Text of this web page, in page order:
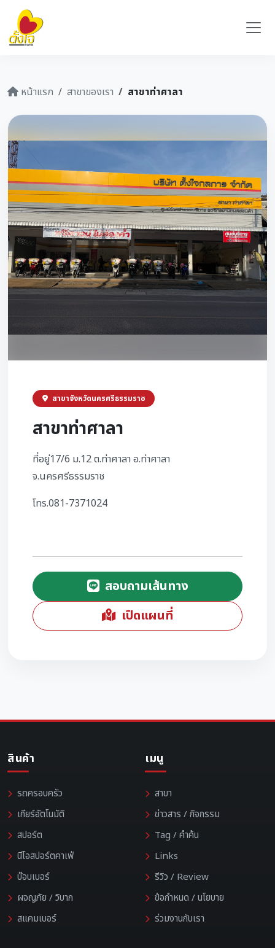
หน้าแรก สาขาของเรา สาขาท่าศาลา
สาขาจังหวัดนครศรีธรรมราช
สาขาท่าศาลา
ที่อยู่17/6 ม.12 ต.ท่าศาลา อ.ท่าศาลา
จ.นครศรีธรรมราช
โทร.081-7371024
สอบถามเส้นทาง
เปิดแผนที่
สินค้า
รถครอบครัว
เกียร์อัตโนมัติ
สปอร์ต
นีโอสปอร์ตคาเฟ่
บ๊อบเบอร์
ผจญภัย / วิบาก
สแคมเบอร์
เมนู
สาขา
ข่าวสาร / กิจกรรม
Tag / คำค้น
Links
รีวิว / Review
ข้อกำหนด / นโยบาย
ร่วมงานกับเรา